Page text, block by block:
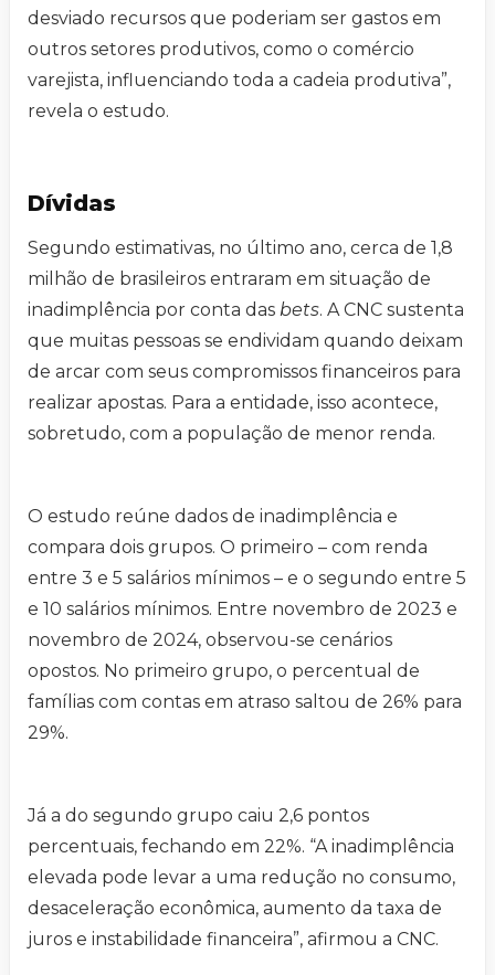
desviado recursos que poderiam ser gastos em
outros setores produtivos, como o comércio
varejista, influenciando toda a cadeia produtiva”,
revela o estudo.
Dívidas
Segundo estimativas, no último ano, cerca de 1,8
milhão de brasileiros entraram em situação de
inadimplência por conta das bets. A CNC sustenta
que muitas pessoas se endividam quando deixam
de arcar com seus compromissos financeiros para
realizar apostas. Para a entidade, isso acontece,
sobretudo, com a população de menor renda.
O estudo reúne dados de inadimplência e
compara dois grupos. O primeiro – com renda
entre 3 e 5 salários mínimos – e o segundo entre 5
e 10 salários mínimos. Entre novembro de 2023 e
novembro de 2024, observou-se cenários
opostos. No primeiro grupo, o percentual de
famílias com contas em atraso saltou de 26% para
29%.
Já a do segundo grupo caiu 2,6 pontos
percentuais, fechando em 22%. “A inadimplência
elevada pode levar a uma redução no consumo,
desaceleração econômica, aumento da taxa de
juros e instabilidade financeira”, afirmou a CNC.